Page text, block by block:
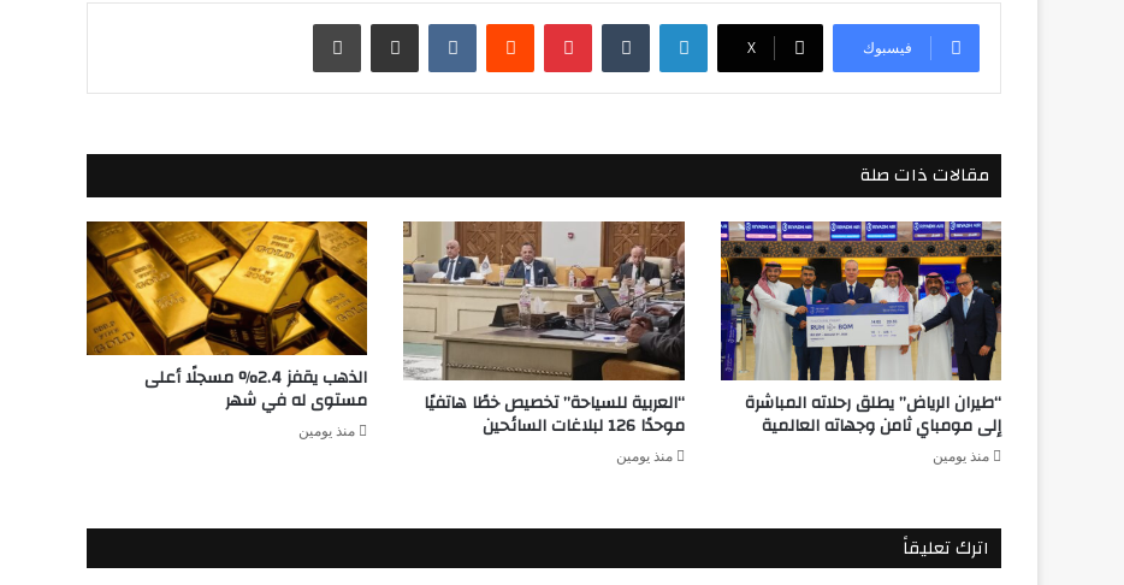
فيسبوك ‫X
لينكدإن بينتيريست مشاركة عبر البريد طباعة
مقالات ذات صلة
“طيران الرياض” يطلق رحلاته المباشرة
إلى مومباي ثامن وجهاته العالمية
منذ يومين
“العربية للسياحة” تخصيص خطًا هاتفيًا
موحدًا 126 لبلاغات السائحين
منذ يومين
الذهب يقفز 2.4% مسجلًا أعلى
مستوى له في شهر
منذ يومين
اترك تعليقاً